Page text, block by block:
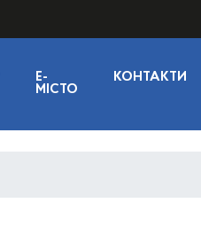
E-
МІСТО
КОНТАКТИ